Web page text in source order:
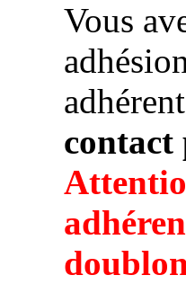
Vous
contact